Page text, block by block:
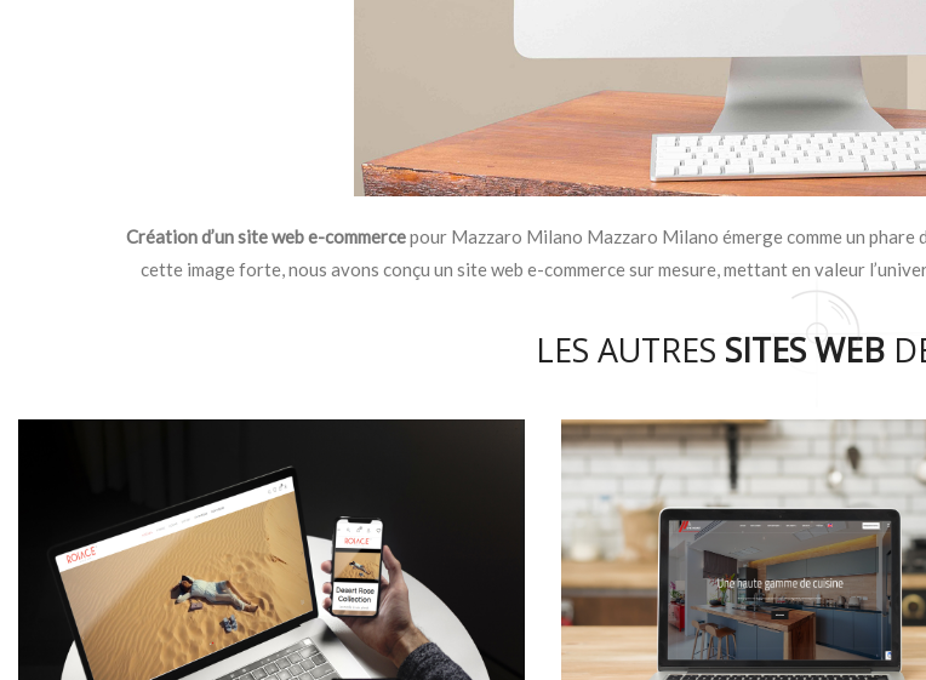
Création d’un site web e-commercepour Mazzaro Milano Mazzaro Milano émerge comme un phare
cette image forte, nous avons conçu un site web e-commerce sur mesure, mettant en valeur
LES AUTRES SITES WEB